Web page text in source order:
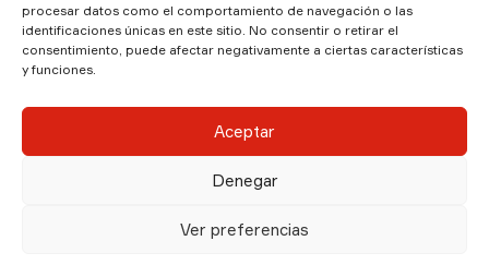
procesar datos como el comportamiento de navegación o las
identificaciones únicas en este sitio. No consentir o retirar el
consentimiento, puede afectar negativamente a ciertas características
y funciones.
Aceptar
Denegar
Ver preferencias
Política de Privacidad